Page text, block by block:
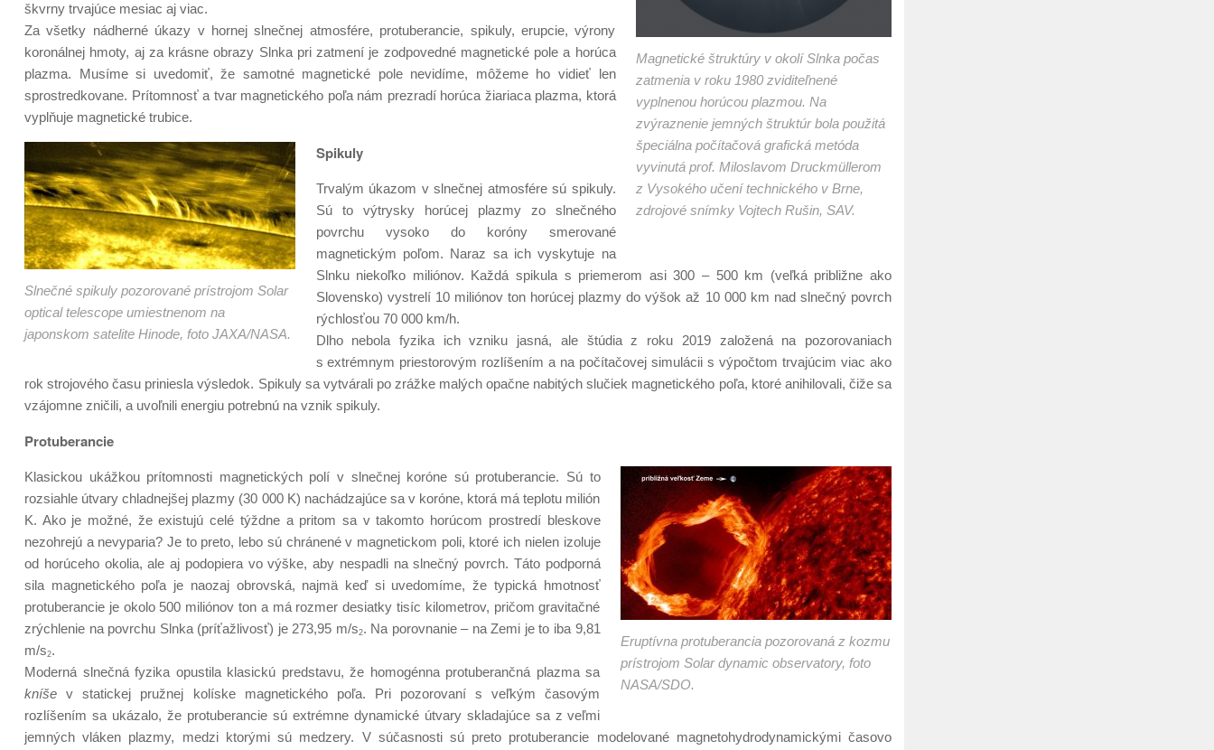
Magnetické štruktúry v okolí Slnka počas
zatmenia v roku 1980 zviditeľnené
vyplnenou horúcou plazmou. Na
zvýraznenie jemných štruktúr bola použitá
špeciálna počítačová grafická metóda
vyvinutá prof. Miloslavom Druckmüllerom
z Vysokého učení technického v Brne,
zdrojové snímky Vojtech Rušin, SAV.
škvrny trvajúce mesiac aj viac.
Za všetky nádherné úkazy v hornej slnečnej atmosfére, protuberancie, spikuly, erupcie, výrony
koronálnej hmoty, aj za krásne obrazy Slnka pri zatmení je zodpovedné magnetické pole a horúca
plazma. Musíme si uvedomiť, že samotné magnetické pole nevidíme, môžeme ho vidieť len
sprostredkovane. Prítomnosť a tvar magnetického poľa nám prezradí horúca žiariaca plazma, ktorá
vyplňuje magnetické trubice.
Slnečné spikuly pozorované prístrojom Solar
optical telescope umiestnenom na
japonskom satelite Hinode, foto JAXA/NASA.
Spikuly
Trvalým úkazom v slnečnej atmosfére sú spikuly.
Sú to výtrysky horúcej plazmy zo slnečného
povrchu vysoko do koróny smerované
magnetickým poľom. Naraz sa ich vyskytuje na
Slnku niekoľko miliónov. Každá spikula s priemerom asi 300 – 500 km (veľká približne ako
Slovensko) vystrelí 10 miliónov ton horúcej plazmy do výšok až 10 000 km nad slnečný povrch
rýchlosťou 70 000 km/h.
Dlho nebola fyzika ich vzniku jasná, ale štúdia z roku 2019 založená na pozorovaniach
s extrémnym priestorovým rozlíšením a na počítačovej simulácii s výpočtom trvajúcim viac ako
rok strojového času priniesla výsledok. Spikuly sa vytvárali po zrážke malých opačne nabitých slučiek magnetického poľa, ktoré anihilovali, čiže sa
vzájomne zničili, a uvoľnili energiu potrebnú na vznik spikuly.
Protuberancie
Eruptívna protuberancia pozorovaná z kozmu
prístrojom Solar dynamic observatory, foto
NASA/SDO.
Klasickou ukážkou prítomnosti magnetických polí v slnečnej koróne sú protuberancie. Sú to
rozsiahle útvary chladnejšej plazmy (30 000 K) nachádzajúce sa v koróne, ktorá má teplotu milión
K. Ako je možné, že existujú celé týždne a pritom sa v takomto horúcom prostredí bleskove
nezohrejú a nevyparia? Je to preto, lebo sú chránené v magnetickom poli, ktoré ich nielen izoluje
od horúceho okolia, ale aj podopiera vo výške, aby nespadli na slnečný povrch. Táto podporná
sila magnetického poľa je naozaj obrovská, najmä keď si uvedomíme, že typická hmotnosť
protuberancie je okolo 500 miliónov ton a má rozmer desiatky tisíc kilometrov, pričom gravitačné
zrýchlenie na povrchu Slnka (príťažlivosť) je 273,95 m/s2. Na porovnanie – na Zemi je to iba 9,81
m/s2.
Moderná slnečná fyzika opustila klasickú predstavu, že homogénna protuberančná plazma sa
kníše v statickej pružnej kolíske magnetického poľa. Pri pozorovaní s veľkým časovým
rozlíšením sa ukázalo, že protuberancie sú extrémne dynamické útvary skladajúce sa z veľmi
jemných vláken plazmy, medzi ktorými sú medzery. V súčasnosti sú preto protuberancie modelované magnetohydrodynamickými časovo